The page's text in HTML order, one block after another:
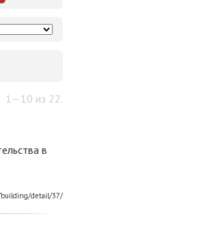
1—10 из 22.
в
detail/37/